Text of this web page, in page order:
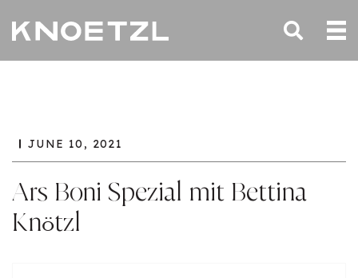
JUNE 10, 2021
Ars Boni Spezial mit Bettina
Knötzl